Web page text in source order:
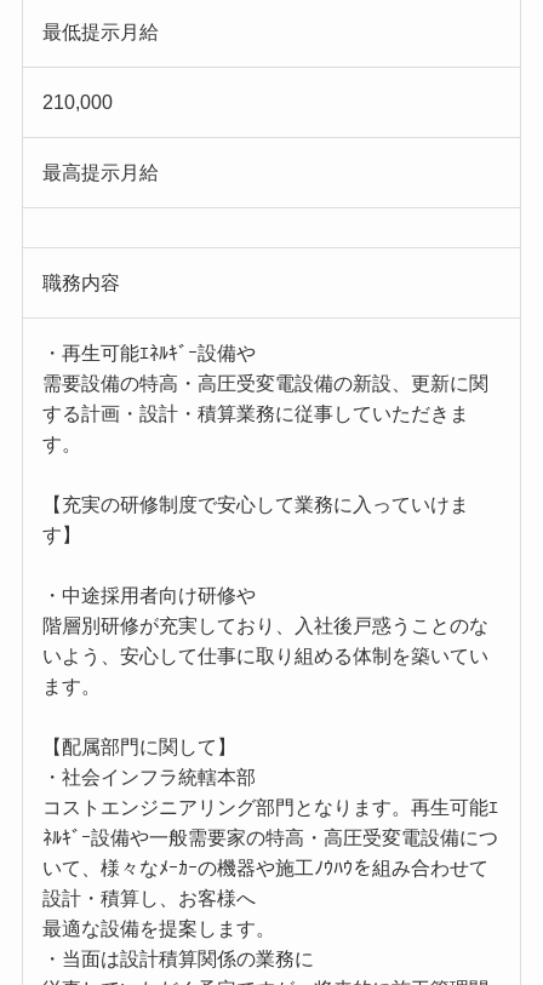
最低提示月給
210,000
最高提示月給
職務内容
・再生可能ｴﾈﾙｷﾞｰ設備や
需要設備の特高・高圧受変電設備の新設、更新に関
する計画・設計・積算業務に従事していただきま
す。
【充実の研修制度で安心して業務に入っていけま
す】
・中途採用者向け研修や
階層別研修が充実しており、入社後戸惑うことのな
いよう、安心して仕事に取り組める体制を築いてい
ます。
【配属部門に関して】
・社会インフラ統轄本部
コストエンジニアリング部門となります。再生可能ｴ
ﾈﾙｷﾞｰ設備や一般需要家の特高・高圧受変電設備につ
いて、様々なﾒｰｶｰの機器や施工ﾉｳﾊｳを組み合わせて
設計・積算し、お客様へ
最適な設備を提案します。
・当面は設計積算関係の業務に